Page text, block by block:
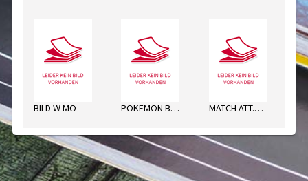
BILD W MO POKEMON BOOSTER NR. 43 MATCH ATT.CARDS 25/26